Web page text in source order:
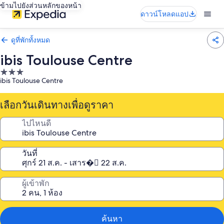
ข้ามไปยังส่วนหลักของหน้า
ดาวน์โหลดแอป
ดูที่พักทั้งหมด
ibis Toulouse Centre
ที่พัก
3.0
ibis Toulouse Centre
เลือกวันเดินทางเพื่อดูราคา
ไปไหนดี
วันที่
ผู้เข้าพัก
ค้นหา